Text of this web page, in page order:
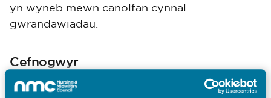
yn wyneb mewn canolfan cynnal
gwrandawiadau.
Cefnogwyr
Mae cyfaill McKenzie yn unigolyn a all